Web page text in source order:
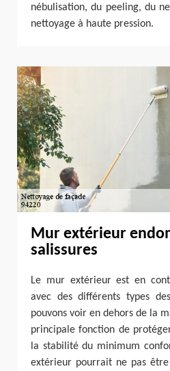
nébulisation, du peeling, du
nettoyage à haute pression.
Mur extérieur
salissures
Le mur extérieur est en
avec des différents types
pouvons voir en dehors de la
principale fonction de
la stabilité du minimum
extérieur pourrait ne pas